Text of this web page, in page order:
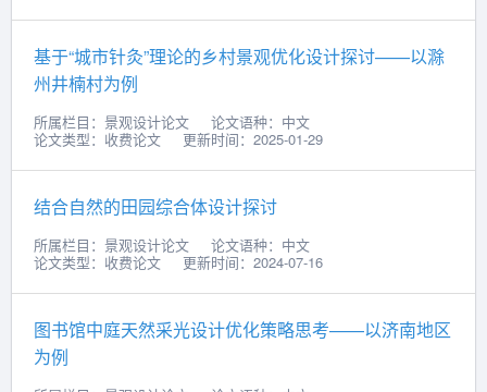
基于“城市针灸”理论的乡村景观优化设计探讨——以滁
州井楠村为例
所属栏目：景观设计论文
论文语种：中文
论文类型：收费论文
更新时间：2025-01-29
结合自然的田园综合体设计探讨
所属栏目：景观设计论文
论文语种：中文
论文类型：收费论文
更新时间：2024-07-16
图书馆中庭天然采光设计优化策略思考——以济南地区
为例